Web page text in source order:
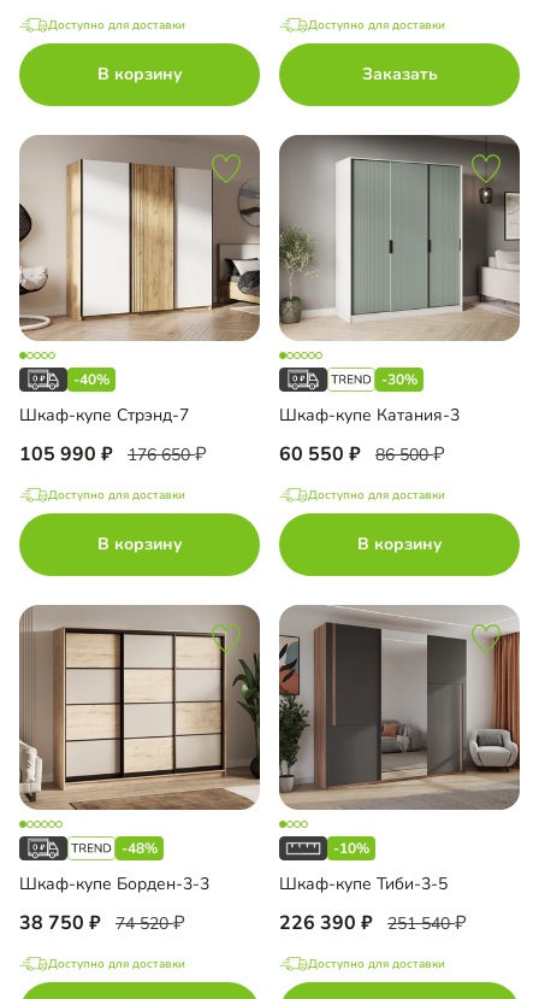
Доступно для доставки
В корзину
Доступно для доставки
Заказать
-40%
Шкаф-купе Стрэнд-7
105 990 176 650
Доступно для доставки
В корзину
-30%
Шкаф-купе Катания-3
60 550 86 500
Доступно для доставки
В корзину
-48%
Шкаф-купе Борден-3-3
38 750 74 520
Доступно для доставки
-10%
Шкаф-купе Тиби-3-5
226 390 251 540
Доступно для доставки